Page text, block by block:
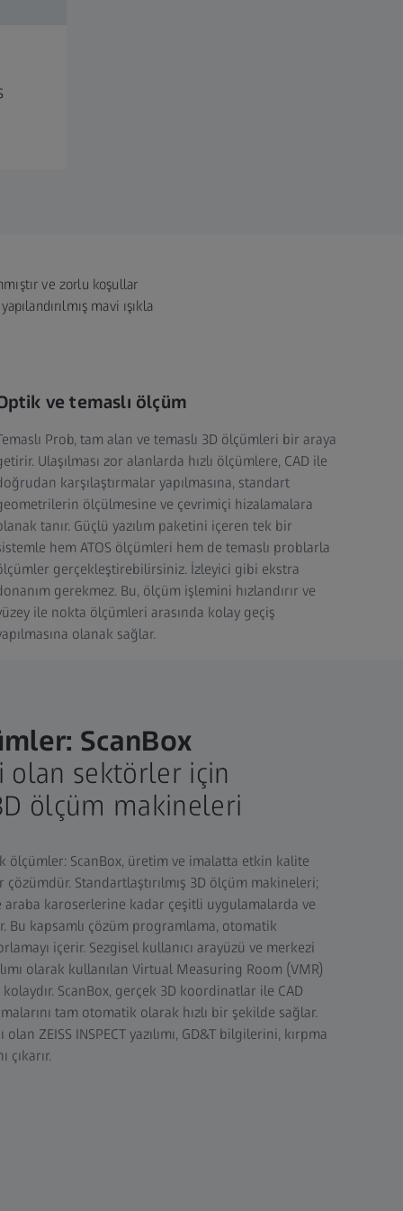
ve zorlu koşullar
mavi ışıkla
ve temaslı ölçüm
Prob, tam alan ve temaslı 3D ölçümleri bir araya
Ulaşılması zor alanlarda hızlı ölçümlere, CAD ile
karşılaştırmalar yapılmasına, standart
ölçülmesine ve çevrimiçi hizalamalara
tanır. Güçlü yazılım paketini içeren tek bir
hem ATOS ölçümleri hem de temaslı problarla
gerçekleştirebilirsiniz. İzleyici gibi ekstra
gerekmez. Bu, ölçüm işlemini hızlandırır ve
ile nokta ölçümleri arasında kolay geçiş
olanak sağlar.
ScanBox
olan sektörler için
ölçüm makineleri
ölçümler: ScanBox, üretim ve imalatta etkin kalite
Standartlaştırılmış 3D ölçüm makineleri;
karoserlerine kadar çeşitli uygulamalarda ve
Bu kapsamlı çözüm programlama, otomatik
içerir. Sezgisel kullanıcı arayüzü ve merkezi
olarak kullanılan Virtual Measuring Room (VMR)
ScanBox, gerçek 3D koordinatlar ile CAD
tam otomatik olarak hızlı bir şekilde sağlar.
ZEISS INSPECT yazılımı, GD&T bilgilerini, kırpma
çıkarır.